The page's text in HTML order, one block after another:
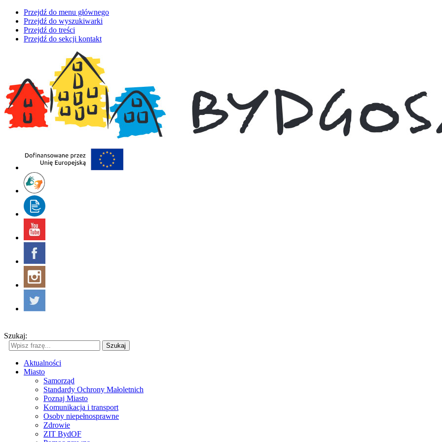
Przejdź do menu głównego
Przejdź do wyszukiwarki
Przejdź do treści
Przejdź do sekcji kontakt
Szukaj:
Szukaj
Aktualności
Miasto
Samorząd
Standardy Ochrony Małoletnich
Poznaj Miasto
Komunikacja i transport
Osoby niepełnosprawne
Zdrowie
ZIT BydOF